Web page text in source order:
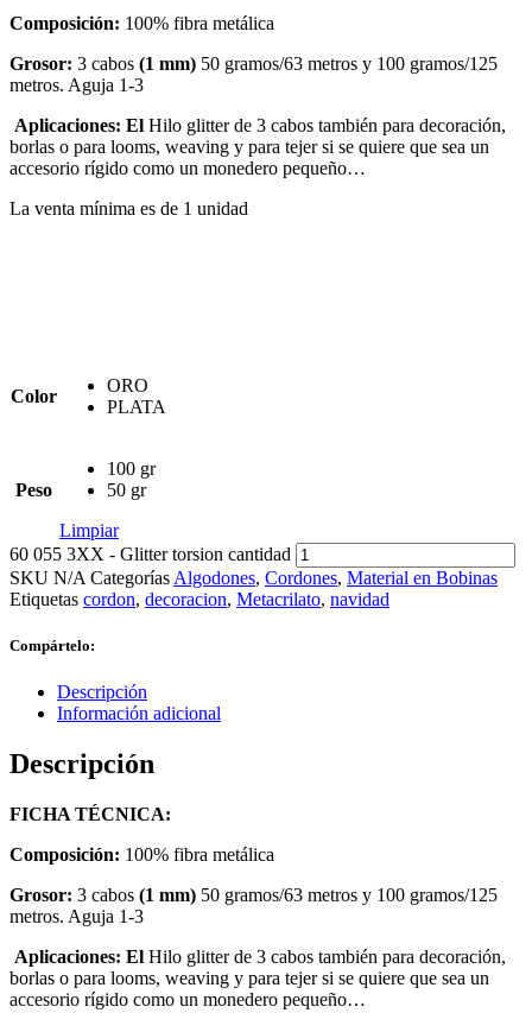
Composición: 100% fibra metálica
Grosor: 3 cabos (1 mm) 50 gramos/63 metros y 100 gramos/125
metros. Aguja 1-3
Aplicaciones: El Hilo glitter de 3 cabos también para decoración,
borlas o para looms, weaving y para tejer si se quiere que sea un
accesorio rígido como un monedero pequeño…
La venta mínima es de 1 unidad
Color
ORO
PLATA
Peso
100 gr
50 gr
Limpiar
60 055 3XX - Glitter torsion cantidad
SKU N/A Categorías Algodones, Cordones, Material en Bobinas
Etiquetas cordon, decoracion, Metacrilato, navidad
Compártelo:
Descripción
Información adicional
Descripción
FICHA TÉCNICA:
Composición: 100% fibra metálica
Grosor: 3 cabos (1 mm) 50 gramos/63 metros y 100 gramos/125
metros. Aguja 1-3
Aplicaciones: El Hilo glitter de 3 cabos también para decoración,
borlas o para looms, weaving y para tejer si se quiere que sea un
accesorio rígido como un monedero pequeño…